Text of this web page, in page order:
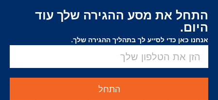
התחל את מסע ההגירה שלך עוד
היום.
אנחנו כאן כדי לסייע לך בתהליך ההגירה שלך.
התחל